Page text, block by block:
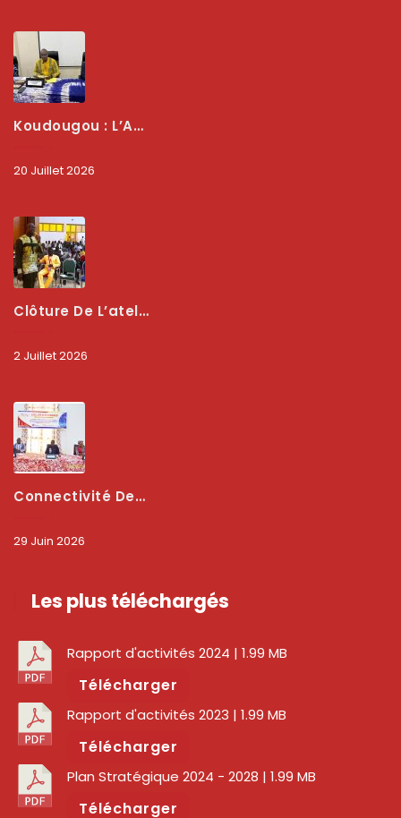
Koudougou : L’ARCEP Renforce Le Dialogue Avec Les Associations De Consommateurs Pour Mieux Protéger Les Usagers
20 Juillet 2026
Clôture De L’atelier National : L’ARCEP Et Les Collectivités Territoriales Consolident Leur Partenariat Pour Booster La Qualité Des Services Numériques
2 Juillet 2026
Connectivité Des Territoires : L’ARCEP Et Les Collectivités Territoriales Scellent Un Pacte Stratégique À Bobo-Dioulasso Pour Booster La Qualité Des Réseaux
29 Juin 2026
Les plus téléchargés
Rapport d'activités 2024 | 1.99 MB
Télécharger
Rapport d'activités 2023 | 1.99 MB
Télécharger
Plan Stratégique 2024 - 2028 | 1.99 MB
Télécharger